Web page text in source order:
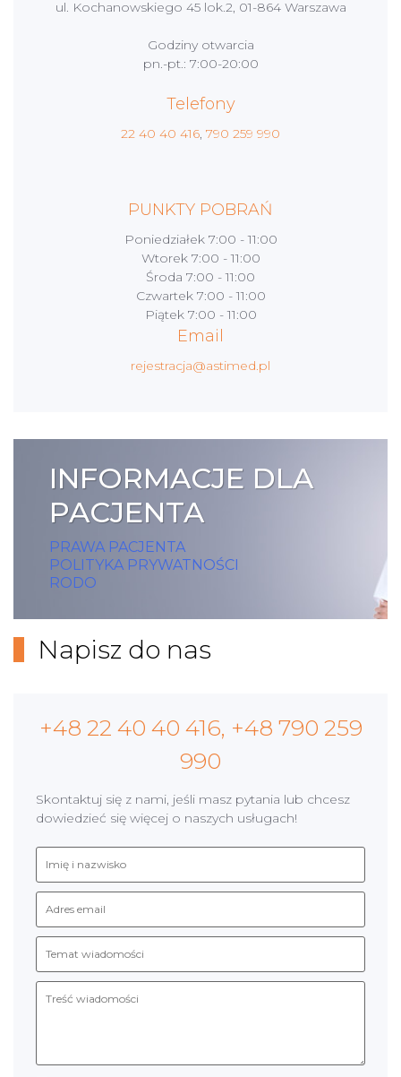
ul. Kochanowskiego 45 lok.2, 01-864 Warszawa
Godziny otwarcia
pn.-pt.: 7:00-20:00
Telefony
22 40 40 416, 790 259 990
PUNKTY POBRAŃ
Poniedziałek7:00 - 11:00
Wtorek7:00 - 11:00
Środa 7:00 - 11:00
Czwartek7:00 - 11:00
Piątek7:00 - 11:00
Email
rejestracja@astimed.pl
INFORMACJE DLA
PACJENTA
PRAWA PACJENTA
POLITYKA PRYWATNOŚCI
RODO
Napisz do nas
+48 22 40 40 416, +48 790 259
990
Skontaktuj się z nami, jeśli masz pytania lub chcesz
dowiedzieć się więcej o naszych usługach!